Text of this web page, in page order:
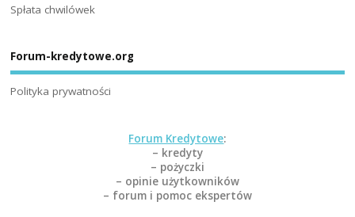
Spłata chwilówek
Forum-kredytowe.org
Polityka prywatności
Forum Kredytowe:
– kredyty
– pożyczki
– opinie użytkowników
– forum i pomoc ekspertów